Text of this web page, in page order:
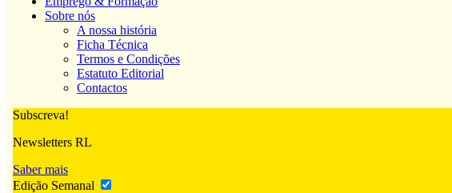
Sobre nós
A nossa história
Ficha Técnica
Termos e Condições
Estatuto Editorial
Contactos
Subscreva!
Newsletters RL
Saber mais
Edição Semanal